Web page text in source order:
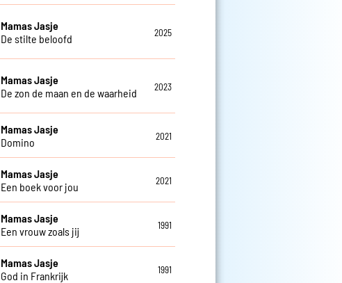
Mamas Jasje
De stilte beloofd
2025
Mamas Jasje
De zon de maan en de waarheid
2023
Mamas Jasje
Domino
2021
Mamas Jasje
Een boek voor jou
2021
Mamas Jasje
Een vrouw zoals jij
1991
Mamas Jasje
God in Frankrijk
1991